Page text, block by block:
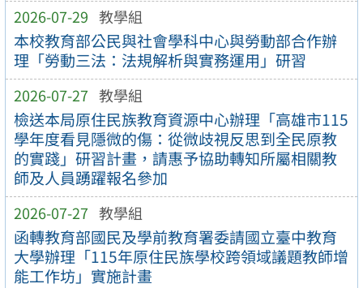
2026-07-29 教學組
本校教育部公民與社會學科中心與勞動部合作辦
理「勞動三法：法規解析與實務運用」研習
2026-07-27 教學組
檢送本局原住民族教育資源中心辦理「高雄市115
學年度看見隱微的傷：從微歧視反思到全民原教
的實踐」研習計畫，請惠予協助轉知所屬相關教
師及人員踴躍報名參加
2026-07-27 教學組
函轉教育部國民及學前教育署委請國立臺中教育
大學辦理「115年原住民族學校跨領域議題教師增
能工作坊」實施計畫